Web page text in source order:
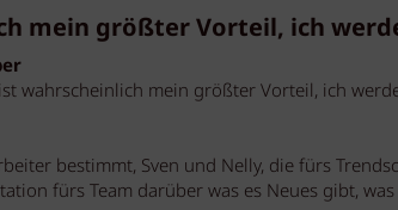
mein größter Vorteil, ich
wahrscheinlich mein größter Vorteil, ich
bestimmt, Sven und Nelly, die fürs
fürs Team darüber was es Neues gibt,